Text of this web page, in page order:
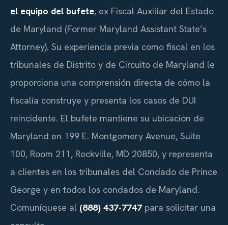
el equipo del bufete, ex Fiscal Auxiliar del Estado
de Maryland (Former Maryland Assistant State’s
Attorney). Su experiencia previa como fiscal en los
tribunales de Distrito y de Circuito de Maryland le
proporciona una comprensión directa de cómo la
fiscalía construye y presenta los casos de DUI
reincidente. El bufete mantiene su ubicación de
Maryland en 199 E. Montgomery Avenue, Suite
100, Room 211, Rockville, MD 20850, y representa
a clientes en los tribunales del Condado de Prince
George y en todos los condados de Maryland.
Comuníquese al (888) 437-7747 para solicitar una